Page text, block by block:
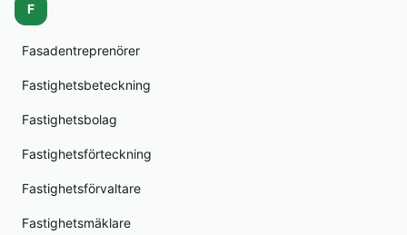
F
Fasadentreprenörer
Fastighetsbeteckning
Fastighetsbolag
Fastighetsförteckning
Fastighetsförvaltare
Fastighetsmäklare